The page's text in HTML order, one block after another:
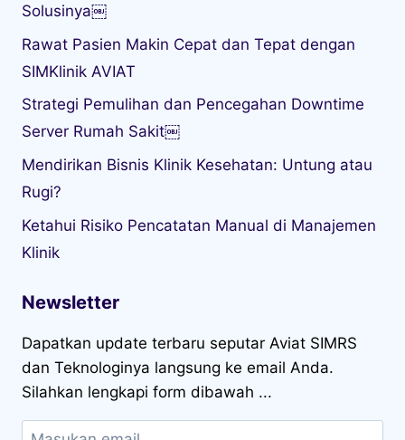
Solusinya￼
Rawat Pasien Makin Cepat dan Tepat dengan
SIMKlinik AVIAT
Strategi Pemulihan dan Pencegahan Downtime
Server Rumah Sakit￼
Mendirikan Bisnis Klinik Kesehatan: Untung atau
Rugi?
Ketahui Risiko Pencatatan Manual di Manajemen
Klinik
Newsletter
Dapatkan update terbaru seputar Aviat SIMRS
dan Teknologinya langsung ke email Anda.
Silahkan lengkapi form dibawah ...